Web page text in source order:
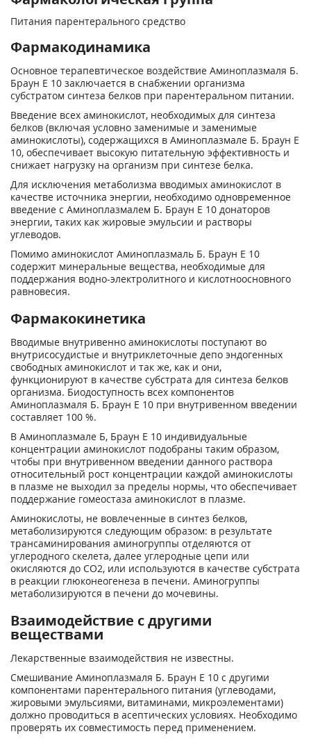
Питания парентерального средство
Фармакодинамика
Основное терапевтическое воздействие Аминоплазмаля Б.
Браун Е 10 заключается в снабжении организма
субстратом синтеза белков при парентеральном питании.
Введение всех аминокислот, необходимых для синтеза
белков (включая условно заменимые и заменимые
аминокислоты), содержащихся в Аминоплазмале Б. Браун Е
10, обеспечивает высокую питательную эффективность и
снижает нагрузку на организм при синтезе белка.
Для исключения метаболизма вводимых аминокислот в
качестве источника энергии, необходимо одновременное
введение с Аминоплазмалем Б. Браун Е 10 донаторов
энергии, таких как жировые эмульсии и растворы
углеводов.
Помимо аминокислот Аминоплазмаль Б. Браун Е 10
содержит минеральные вещества, необходимые для
поддержания водно-электролитного и кислотно­основного
равновесия.
Фармакокинетика
Вводимые внутривенно аминокислоты поступают во
внутрисосудистые и внутриклеточные депо эндогенных
свободных аминокислот и так же, как и они,
функционируют в качестве субстрата для синтеза белков
организма. Биодоступность всех компонентов
Аминоплазмаля Б. Браун Е 10 при внутривенном введении
составляет 100 %.
В Аминоплазмале Б, Браун Е 10 индивидуальные
концентрации аминокислот подобраны таким образом,
чтобы при внутривенном введении данного раствора
относительный рост концентрации каждой аминокислоты
в плазме не выходил за пределы нормы, что обеспечивает
поддержание гомеостаза аминокислот в плазме.
Аминокислоты, не вовлеченные в синтез белков,
метаболизируются следующим образом: в результате
трансаминирования аминогруппы отделяются от
углеродного скелета, далее углеродные цепи или
окисляются до СО2, или используются в качестве субстрата
в реакции глюконеогенеза в печени. Аминогруппы
метаболизируются в печени до мочевины.
Взаимодействие с другими
веществами
Лекарственные взаимодействия не известны.
Смешивание Аминоплазмаля Б. Браун Е 10 с другими
компонентами парентерального питания (углеводами,
жировыми эмульсиями, витаминами, микроэлементами)
должно проводиться в асептических условиях. Необходимо
проверять их совместимость перед применением.